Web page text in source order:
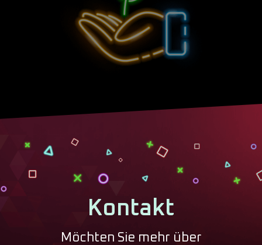
Kontakt
Möchten Sie mehr über